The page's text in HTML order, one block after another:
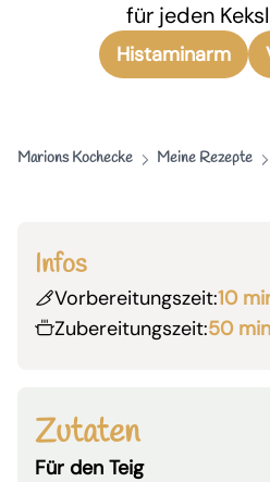
für jeden
Histaminarm
Marions Kochecke Meine Rezepte
Infos
Vorbereitungszeit:10
Zubereitungszeit:50 min
Zutaten
Für den Teig